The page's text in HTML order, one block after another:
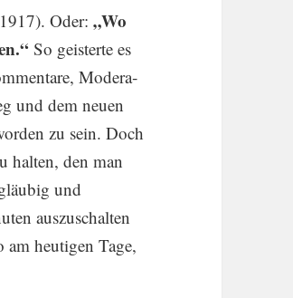
Oder:„Wo
So geisterte es
Modera­
und dem neuen
zu sein. Doch
halten, den man
und
auszu­schalten
heutigen Tage,